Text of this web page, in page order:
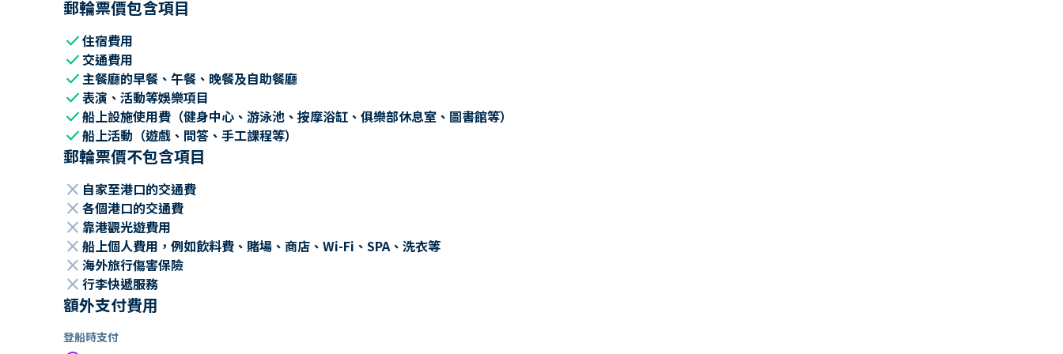
郵輪票價包含項目
check住宿費用
check 交通費用
check主餐廳的早餐、午餐、晚餐及自助餐廳
check表演、活動等娛樂項目
check船上設施使用費（健身中心、游泳池、按摩浴缸、俱樂部休息室、圖書館等）
check船上活動（遊戲、問答、手工課程等）
郵輪票價不包含項目
close 自家至港口的交通費
close 各個港口的交通費
close 靠港觀光遊費用
close 船上個人費用，例如飲料費、賭場、商店、Wi-Fi、SPA、洗衣等
close 海外旅行傷害保險
close 行李快遞服務
額外支付費用
登船時支付